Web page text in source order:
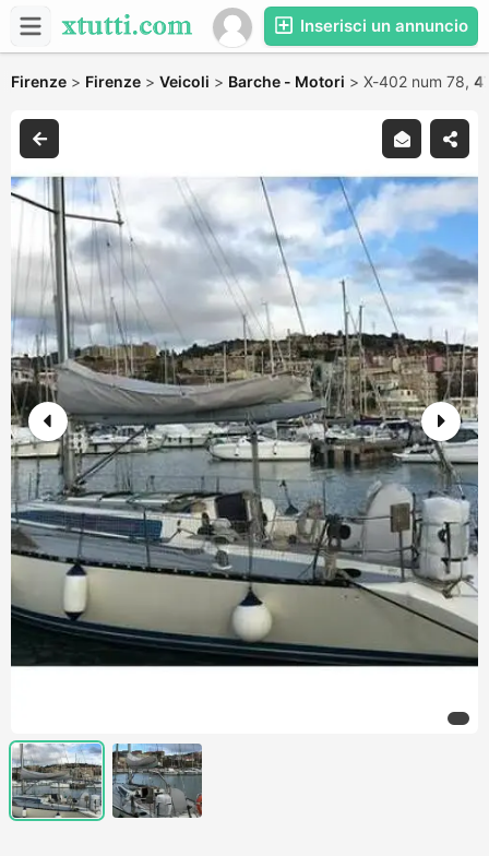
Inserisci un annuncio
Firenze > Firenze > Veicoli > Barche - Motori > X-402 num 78,